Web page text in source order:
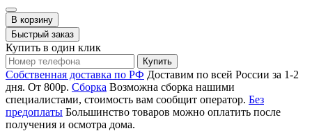
В корзину
Быстрый заказ
Купить в один клик
Купить
Собственная доставка по РФ Доставим по всей России за 1-2
дня. От 800р. Сборка Возможна сборка нашими
специалистами, стоимость вам сообщит оператор. Без
предоплаты Большинство товаров можно оплатить после
получения и осмотра дома.